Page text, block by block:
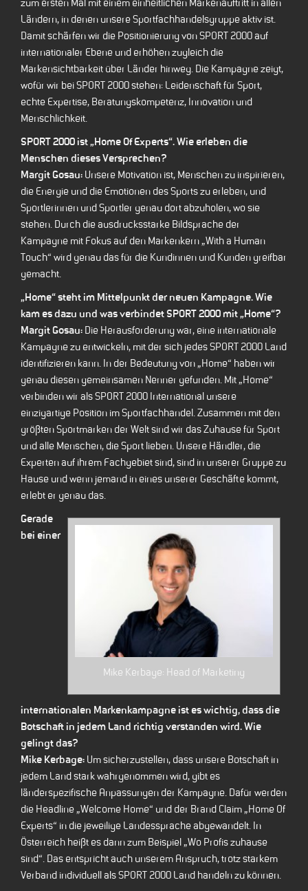
Ländern, in denen unsere Sportfachhandelsgruppe aktiv ist.
Damit schärfen wir die Positionierung von SPORT 2000 auf
internationaler Ebene und erhöhen zugleich die
Markensichtbarkeit über Länder hinweg. Die Kampagne zeigt,
wofür wir bei SPORT 2000 stehen: Leidenschaft für Sport,
echte Expertise, Beratungskompetenz, Innovation und
Menschlichkeit.
SPORT 2000 ist „Home Of Experts“.Wie erleben die
Menschen dieses Versprechen?
Margit Gosau: Unsere Motivation ist, Menschen zu inspirieren,
die Energie und die Emotionen des Sports zu erleben, und
Sportlerinnen und Sportler genau dort abzuholen, wo sie
stehen. Durch die ausdrucksstarke Bildsprache der
Kampagne mit Fokus auf den Markenkern „With a Human
Touch“ wird genau das für die Kundinnen und Kunden greifbar
gemacht.
„Home“ steht im Mittelpunkt der neuen Kampagne. Wie
kam es dazu und was verbindet SPORT 2000 mit „Home“?
Margit Gosau: Die Herausforderung war, eine internationale
Kampagne zu entwickeln, mit der sich jedes SPORT 2000 Land
identifizieren kann. In der Bedeutung von „Home“ haben wir
genau diesen gemeinsamen Nenner gefunden. Mit „Home“
verbinden wir als SPORT 2000 International unsere
einzigartige Position im Sportfachhandel. Zusammen mit den
größten Sportmarken der Welt sind wir das Zuhause für Sport
und alle Menschen, die Sport lieben. Unsere Händler, die
Experten auf ihrem Fachgebiet sind, sind in unserer Gruppe zu
Hause und wenn jemand in eines unserer Geschäfte kommt,
erlebt er genau das.
Mike Kerbage: Head of Marketing
Gerade
bei einer
internationalen Markenkampagne ist es wichtig, dass die
Botschaft in jedem Land richtig verstanden wird. Wie
gelingt das?
Mike Kerbage: Um sicherzustellen, dass unsere Botschaft in
jedem Land stark wahrgenommen wird, gibt es
länderspezifische Anpassungen der Kampagne. Dafür werden
die Headline „Welcome Home“ und der Brand Claim „Home Of
Experts“ in die jeweilige Landessprache abgewandelt. In
Österreich heißt es dann zum Beispiel „Wo Profis zuhause
sind“. Das entspricht auch unserem Anspruch, trotz starkem
Verband individuell als SPORT 2000 Land handeln zu können.